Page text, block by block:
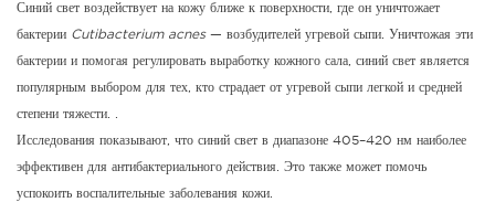
Синий свет воздействует на кожу ближе к поверхности, где он уничтожает
бактерии Cutibacterium acnes— возбудителей угревой сыпи. Уничтожая эти
бактерии и помогая регулировать выработку кожного сала, синий свет является
популярным выбором для тех, кто страдает от угревой сыпи легкой и средней
степени тяжести. .
Исследования показывают, что синий свет в диапазоне 405–420 нм наиболее
эффективен для антибактериального действия. Это также может помочь
успокоить воспалительные заболевания кожи.